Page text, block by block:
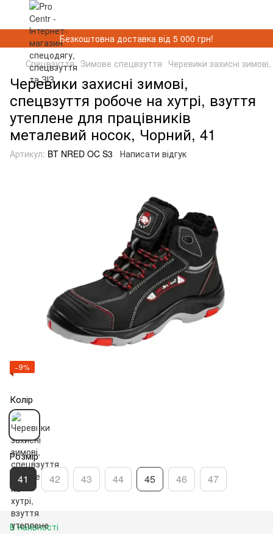
Безкоштовна доставка від 5 000 грн!
Спецвзуття Зимове спецвзуття Черевики захисні
Черевики захисні зимові,
спецвзуття робоче на хутрі, взуття
утеплене для працівників
металевий носок, Чорний, 41
Артикул: BT NRED OC S3 Написати відгук
−9%
Колір
Розмір
41 42 43 44 45 46 47
В наявності